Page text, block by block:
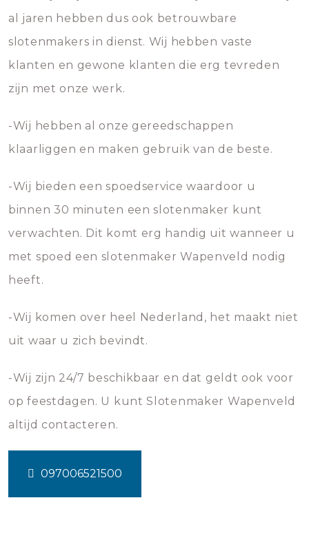
al jaren hebben dus ook betrouwbare
slotenmakers in dienst. Wij hebben vaste
klanten en gewone klanten die erg tevreden
zijn met onze werk.
-Wij hebben al onze gereedschappen
klaarliggen en maken gebruik van de beste.
-Wij bieden een spoedservice waardoor u
binnen 30 minuten een slotenmaker kunt
verwachten. Dit komt erg handig uit wanneer u
met spoed een slotenmaker Wapenveld nodig
heeft.
-Wij komen over heel Nederland, het maakt niet
uit waar u zich bevindt.
-Wij zijn 24/7 beschikbaar en dat geldt ook voor
op feestdagen. U kunt Slotenmaker Wapenveld
altijd contacteren.
097006521500